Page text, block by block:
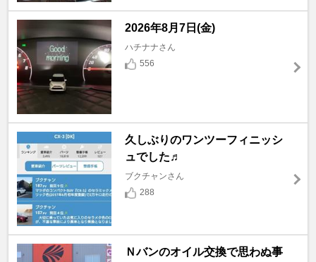
2026年8月7日(金)
ハチナナさん
556
久しぶりのワンツーフィニッシ
ュでした♬
ブクチャンさん
288
Ｎバンのオイル交換で思わぬ事